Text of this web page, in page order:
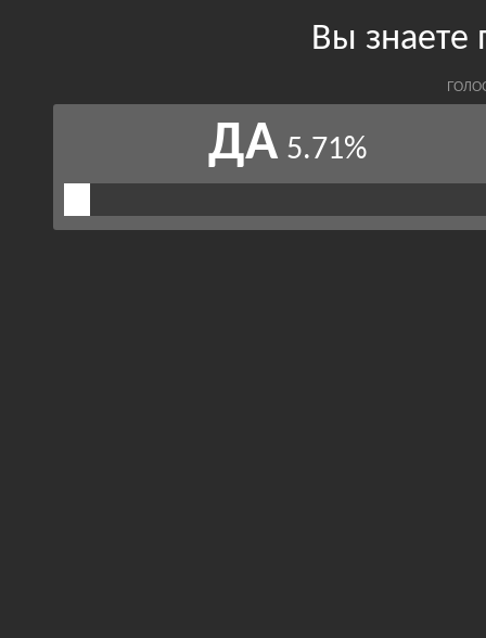
Вы знаете
ДА 5.71%